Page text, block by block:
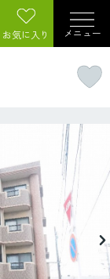
お気に入り メニュー